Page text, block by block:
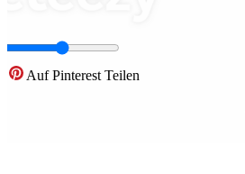
Auf Pinterest Teilen